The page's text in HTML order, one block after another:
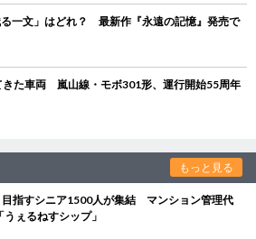
一文」はどれ？ 最新作『永遠の記憶』発売で
きた車両 嵐山線・モボ301形、運行開始55周年
もっと見る
目指すシニア1500人が集結 マンション管理代
ぇるねすシップ」